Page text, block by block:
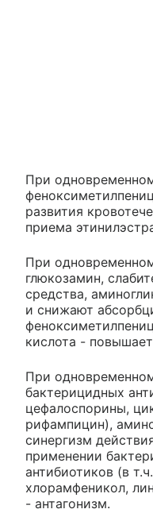
При
развития
приема
При
глюкозамин,
средства,
и снижают
кислота -
При
бактерицидных
цефалоспорины,
рифампицин),
синергизм
применении
антибиотиков (в
хлорамфеникол,
- антагонизм.